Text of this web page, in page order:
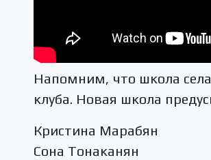
Напомним, что школа села
клуба. Новая школа
Кристина Марабян
Сона Тонаканян